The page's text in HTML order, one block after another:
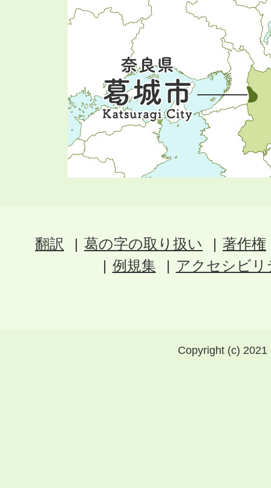
翻訳 葛の字の取り扱い
著作権
例規集
アクセシビ
Copyright (c)